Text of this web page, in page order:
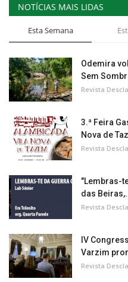
NOTÍCIAS MAIS LIDAS
Esta Semana
Odemira
Sem
Revista Descla
3.ª Feira
Nova de
Revista Descla
"Lembras-
das
Revista Descla
IV
Varzim
Revista Descla